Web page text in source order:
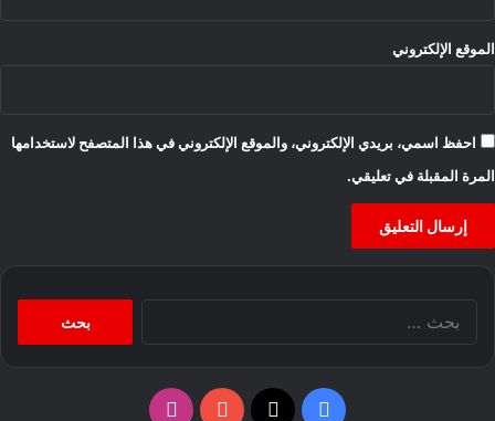
الموقع الإلكتروني
احفظ اسمي، بريدي الإلكتروني، والموقع الإلكتروني في هذا المتصفح لاستخدامها
المرة المقبلة في تعليقي.
فيسبوك ‫YouTubeانستقرام